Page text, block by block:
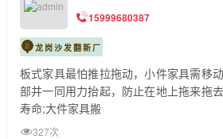
15999680387
龙岗沙发翻新厂
板式家具最怕推拉拖动，小件家具需移
部并一同用力抬起，防止在地上拖来拖
寿命;大件家具搬
327次